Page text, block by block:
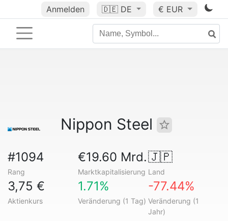
Anmelden 🇩🇪 DE € EUR
Nippon Steel
#1094
Rang
€19.60 Mrd.
Marktkapitalisierung
🇯🇵
Land
3,75 €
Aktienkurs
1.71%
Veränderung (1 Tag)
-77.44%
Veränderung (1
Jahr)